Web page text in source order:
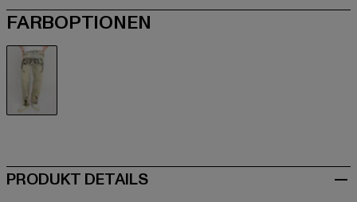
FARBOPTIONEN
PRODUKT DETAILS